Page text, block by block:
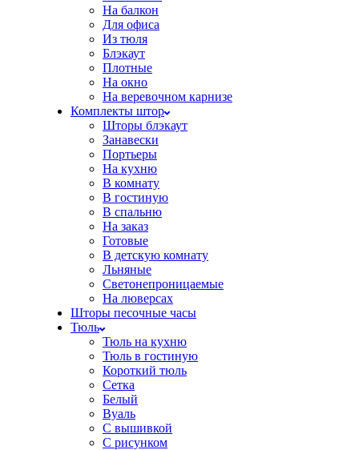
На балкон
Для офиса
Из тюля
Блэкаут
Плотные
На окно
На веревочном карнизе
Комплекты штор
Шторы блэкаут
Занавески
Портьеры
На кухню
В комнату
В гостиную
В спальню
На заказ
Готовые
В детскую комнату
Льняные
Светонепроницаемые
На люверсах
Шторы песочные часы
Тюль
Тюль на кухню
Тюль в гостиную
Короткий тюль
Сетка
Белый
Вуаль
С вышивкой
С рисунком